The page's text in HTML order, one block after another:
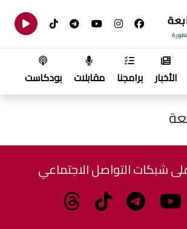
الأخبار برامجنا مقابلات بودكاست
شبكات التواصل الاجتماعي